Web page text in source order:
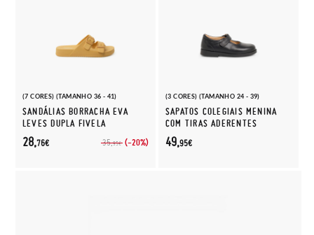
(7 CORES) (TAMANHO 36 - 41)
SANDÁLIAS BORRACHA EVA
LEVES DUPLA FIVELA
35,95€ (-20%)
28,76€
(3 CORES) (TAMANHO 24 - 39)
SAPATOS COLEGIAIS MENINA
COM TIRAS ADERENTES
49,95€